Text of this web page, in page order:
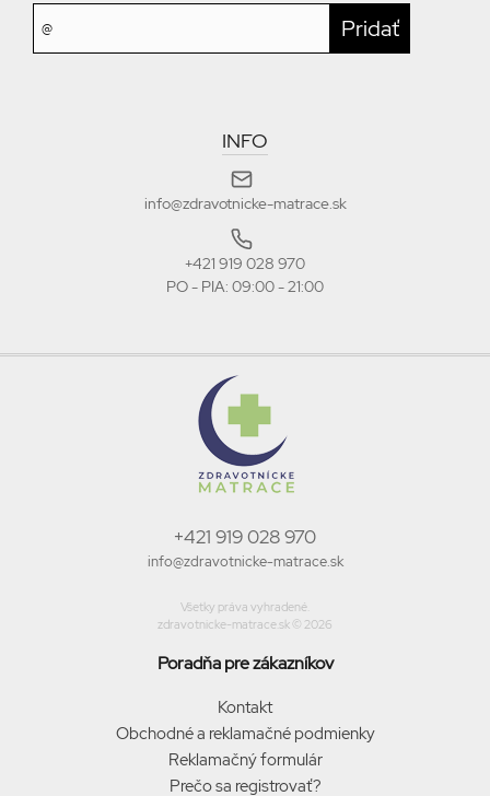
INFO
info@zdravotnicke-matrace.sk
+421 919 028 970
PO - PIA: 09:00 - 21:00
+421 919 028 970
info@zdravotnicke-matrace.sk
Všetky práva vyhradené.
zdravotnicke-matrace.sk © 2026
Poradňa pre zákazníkov
Kontakt
Obchodné a reklamačné podmienky
Reklamačný formulár
Prečo sa registrovať?